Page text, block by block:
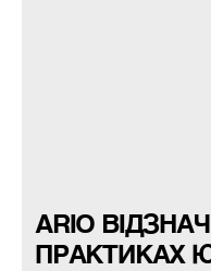
ARIO
ПРАКТИКАХ